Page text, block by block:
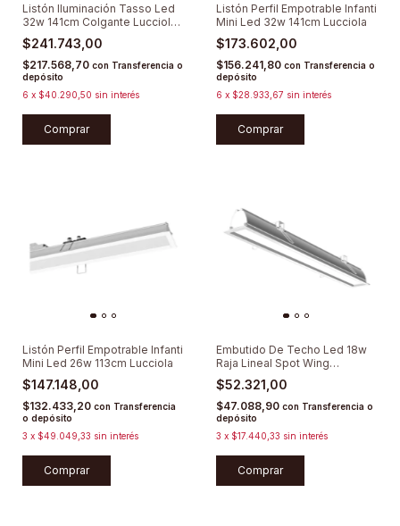
Listón Iluminación Tasso Led
32w 141cm Colgante Lucciola
3000K
$241.743,00
$217.568,70 con Transferencia o
depósito
6 x $40.290,50 sin interés
Comprar
Listón Perfil Empotrable Infanti
Mini Led 32w 141cm Lucciola
$173.602,00
$156.241,80 con Transferencia o
depósito
6 x $28.933,67 sin interés
Comprar
Listón Perfil Empotrable Infanti
Mini Led 26w 113cm Lucciola
$147.148,00
$132.433,20 con Transferencia
o depósito
3 x $49.049,33 sin interés
Comprar
Embutido De Techo Led 18w
Raja Lineal Spot Wing
Lumenac
$52.321,00
$47.088,90 con Transferencia o
depósito
3 x $17.440,33 sin interés
Comprar